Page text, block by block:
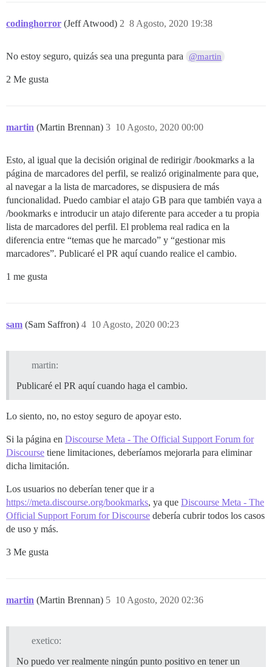
codinghorror (Jeff Atwood) 8 Agosto, 2020 19:38
2
No estoy seguro, quizás sea una pregunta para @martin
2 Me gusta
martin (Martin Brennan) 10 Agosto, 2020 00:00
3
Esto, al igual que la decisión original de redirigir /bookmarks a la
página de marcadores del perfil, se realizó originalmente para que,
al navegar a la lista de marcadores, se dispusiera de más
funcionalidad. Puedo cambiar el atajo GB para que también vaya a
/bookmarks e introducir un atajo diferente para acceder a tu propia
lista de marcadores del perfil. El problema real radica en la
diferencia entre “temas que he marcado” y “gestionar mis
marcadores”. Publicaré el PR aquí cuando realice el cambio.
1 me gusta
sam (Sam Saffron) 10 Agosto, 2020 00:23
4
martin:
Publicaré el PR aquí cuando haga el cambio.
Lo siento, no, no estoy seguro de apoyar esto.
Si la página en Discourse Meta - The Official Support Forum for
Discourse tiene limitaciones, deberíamos mejorarla para eliminar
dicha limitación.
Los usuarios no deberían tener que ir a
https://meta.discourse.org/bookmarks, ya que Discourse Meta - The
Official Support Forum for Discourse debería cubrir todos los casos
de uso y más.
3 Me gusta
martin (Martin Brennan) 10 Agosto, 2020 02:36
5
exetico:
No puedo ver realmente ningún punto positivo en tener un